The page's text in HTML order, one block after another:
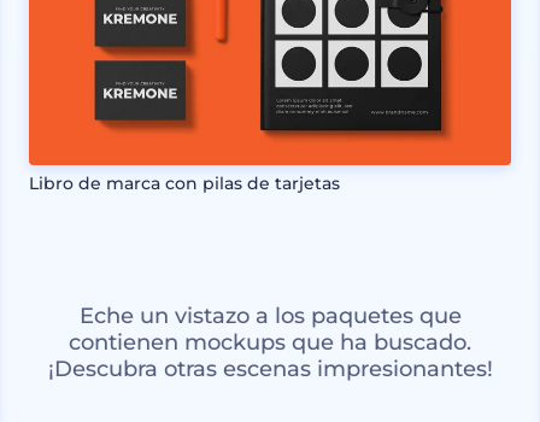
Libro de marca con pilas de tarjetas
Eche un vistazo a los paquetes que
contienen mockups que ha buscado.
¡Descubra otras escenas impresionantes!